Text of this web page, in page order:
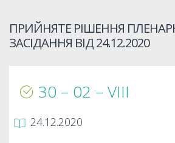
ПРИЙНЯТЕ РІШЕННЯ
ЗАСІДАННЯ ВІД24.12.2020
30 – 02 – VIIІ
24.12.2020